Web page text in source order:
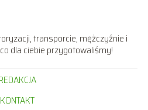
transporcie, mężczyźnie i
dla ciebie przygotowaliśmy!
KONTAKT